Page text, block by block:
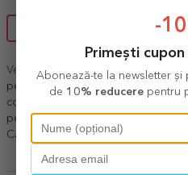
VEZI TABELUL DE MĂRIMI
Vezi și alte Cadouri personalizate
pentru copii,Cadouri pentru copii
copii
pentru nou născuți
Cadouri reduse cu 30% de Black
-
Primești
Abonează-te la newsletter și
de 10% reducerepentru